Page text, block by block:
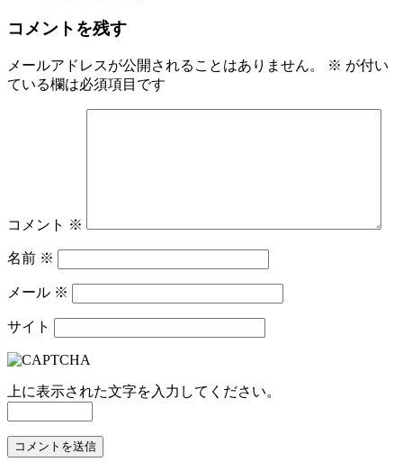
コメントを残す
メールアドレスが公開されることはありません。 ※ が付い
ている欄は必須項目です
コメント ※
名前 ※
メール ※
サイト
上に表示された文字を入力してください。